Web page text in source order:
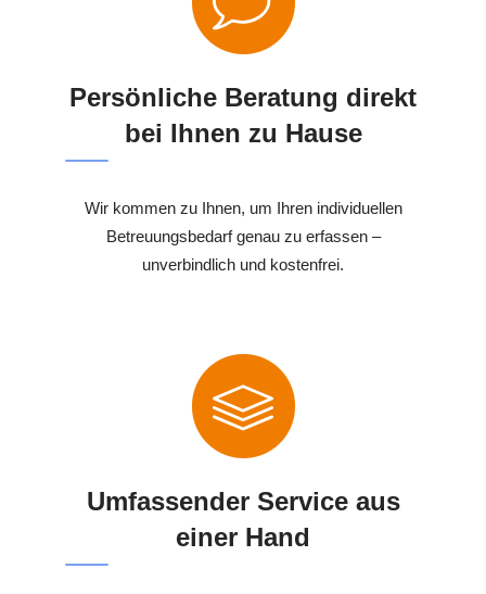
Persönliche Beratung direkt
bei Ihnen zu Hause
Wir kommen zu Ihnen, um Ihren individuellen
Betreuungsbedarf genau zu erfassen –
unverbindlich und kostenfrei.
Umfassender Service aus
einer Hand